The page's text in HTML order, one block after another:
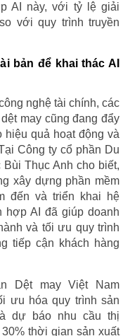
AI này, với tỷ lệ giải
với quy trình truyền
bản để khai thác AI
nghệ tài chính, các
may cũng đang đẩy
hiệu quả hoạt động và
Công ty cổ phần Du
Bùi Thục Anh cho biết,
xây dựng phần mềm
đến và triển khai hệ
hợp AI đã giúp doanh
và tối ưu quy trình
tiếp cận khách hàng
Dệt may Việt Nam
ưu hóa quy trình sản
dự báo nhu cầu thị
thời gian sản xuất